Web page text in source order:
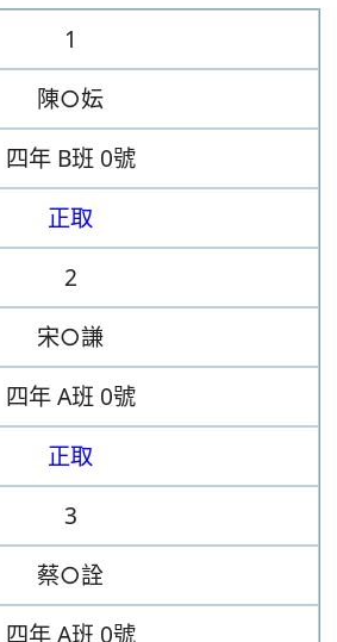
1
陳○妘
四年 B班 0號
正取
2
宋○謙
四年 A班 0號
正取
3
蔡○詮
四年 A班 0號